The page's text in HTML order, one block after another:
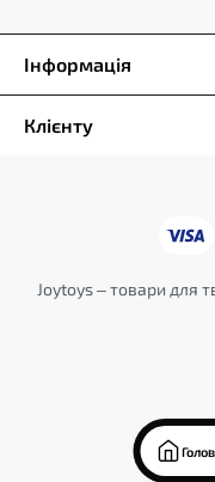
Інформація
Клієнту
Joytoys – товари для